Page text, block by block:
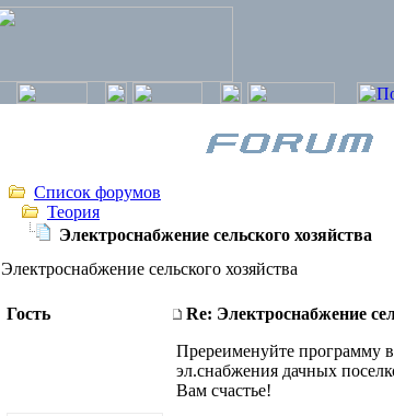
Список форумов
Теория
Электроснабжение сельского хозяйства
Электроснабжение сельского хозяйства
Гость
Re: Электроснабжение
Пререименуйте программу в
эл.снабжения дачных
Вам счастье!